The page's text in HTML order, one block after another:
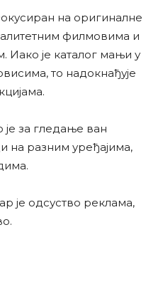
на оригиналне
филмовима и
Иако је каталог мањи у
то надокнађује
је за гледање ван
на разним уређајима,
је одсуство реклама,